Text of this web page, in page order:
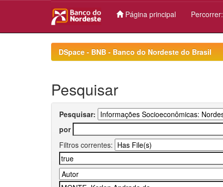
Página principal Percorrer:
DSpace - BNB - Banco do Nordeste do Brasil
Pesquisar
Pesquisar:
por
Filtros correntes: